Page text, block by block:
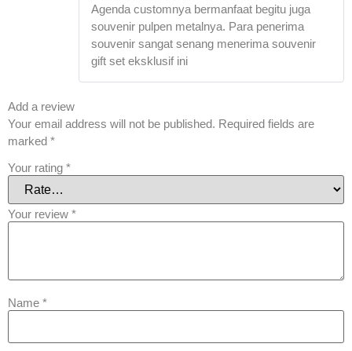
Agenda customnya bermanfaat begitu juga
souvenir pulpen metalnya. Para penerima
souvenir sangat senang menerima souvenir
gift set eksklusif ini
Add a review
Your email address will not be published. Required fields are
marked *
Your rating *
Your review *
Name *